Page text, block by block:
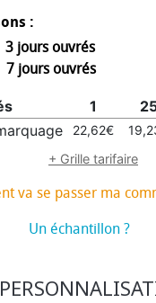
ou partout où vous
:
3 jours ouvrés
7 jours ouvrés
1
22,62€
+ Grille tarifaire
va se passer ma
Un échantillon ?